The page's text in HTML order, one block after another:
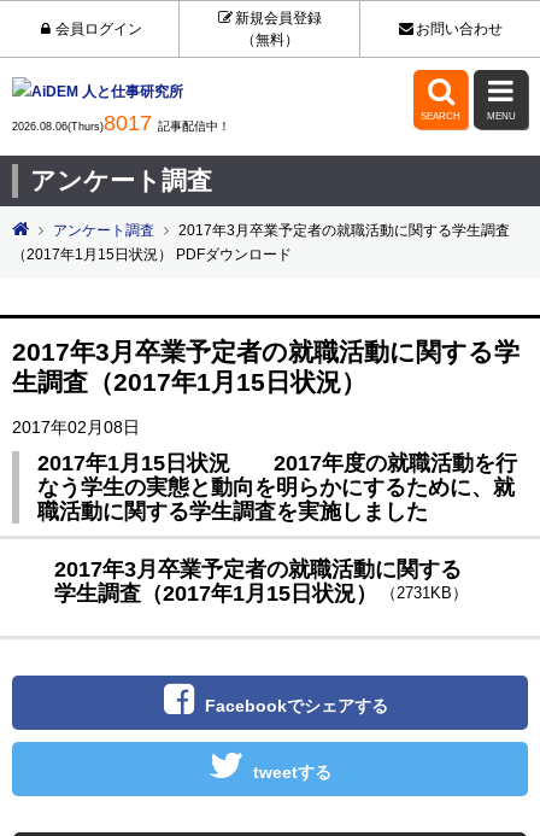
会員ログイン
新規会員登録
（無料）
お問い合わせ
2026.08.06(Thurs)8017 記事配信中！

SEARCH

MENU
アンケート調査
アンケート調査
2017年3月卒業予定者の就職活動に関する学生調査
（2017年1月15日状況） PDFダウンロード
2017年3月卒業予定者の就職活動に関する学
生調査（2017年1月15日状況）
2017年02月08日
2017年1月15日状況 2017年度の就職活動を行
なう学生の実態と動向を明らかにするために、就
職活動に関する学生調査を実施しました
2017年3月卒業予定者の就職活動に関する
学生調査（2017年1月15日状況）
（2731KB）
Facebookでシェアする
tweetする